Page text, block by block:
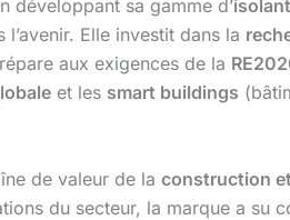
développant sa gamme d’
l’avenir. Elle investit dans la
aux exigences de la
et les smart buildings
de valeur de la construction
du secteur, la marque a su